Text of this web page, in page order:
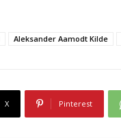
Aleksander Aamodt Kilde
X Pinterest